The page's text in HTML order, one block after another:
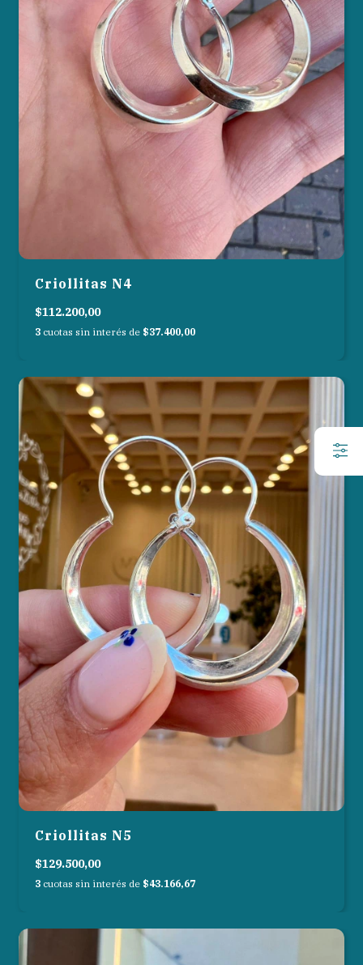
Criollitas N4
$112.200,00
3 cuotas sin interés de $37.400,00
Criollitas N5
$129.500,00
3 cuotas sin interés de $43.166,67